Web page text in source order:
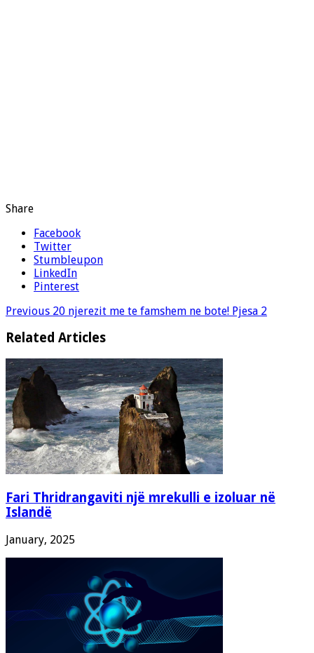
Share
Facebook
Twitter
Stumbleupon
LinkedIn
Pinterest
Previous 20 njerezit me te famshem ne bote! Pjesa 2
Related Articles
Fari Thridrangaviti një mrekulli e izoluar në
Islandë
January, 2025